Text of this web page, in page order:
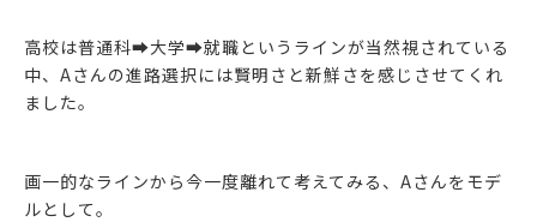
高校は普通科➡大学➡就職というラインが当然視されている
中、Aさんの進路選択には賢明さと新鮮さを感じさせてくれ
ました。
画一的なラインから今一度離れて考えてみる、Aさんをモデ
ルとして。